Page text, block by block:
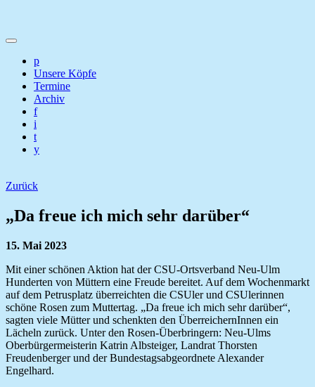
p
Unsere Köpfe
Termine
Archiv
f
i
t
y
Zurück
„Da freue ich mich sehr darüber“
15. Mai 2023
Mit einer schönen Aktion hat der CSU-Ortsverband Neu-Ulm
Hunderten von Müttern eine Freude bereitet. Auf dem Wochenmarkt
auf dem Petrusplatz überreichten die CSUler und CSUlerinnen
schöne Rosen zum Muttertag. „Da freue ich mich sehr darüber“,
sagten viele Mütter und schenkten den ÜberreichernInnen ein
Lächeln zurück. Unter den Rosen-Überbringern: Neu-Ulms
Oberbürgermeisterin Katrin Albsteiger, Landrat Thorsten
Freudenberger und der Bundestagsabgeordnete Alexander
Engelhard.